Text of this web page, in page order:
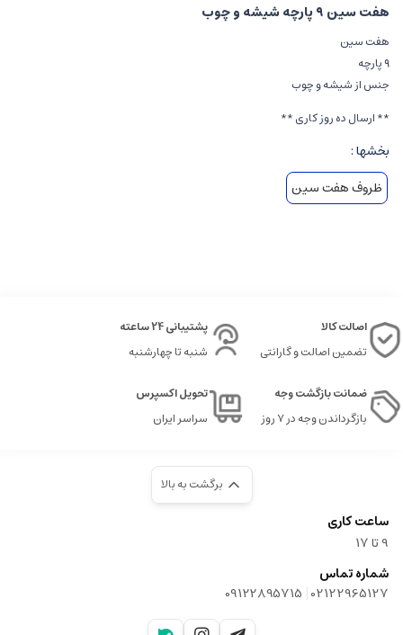
هفت سین ٩ پارچه شیشه و چوب
هفت سین
٩ پارچه
جنس از شیشه و چوب
** ارسال ده روز کاری **
بخشها :
ظروف هفت سین
اصالت کالا
تضمین اصالت و گارانتی
پشتیبانی 24 ساعته
شنبه تا چهارشنبه
ضمانت بازگشت وجه
بازگرداندن وجه در ۷ روز
تحویل اکسپرس
سراسر ایران
برگشت به بالا
ساعت کاری
9‌ تا ۱۷
شماره تماس
02122965127
|
09122895715